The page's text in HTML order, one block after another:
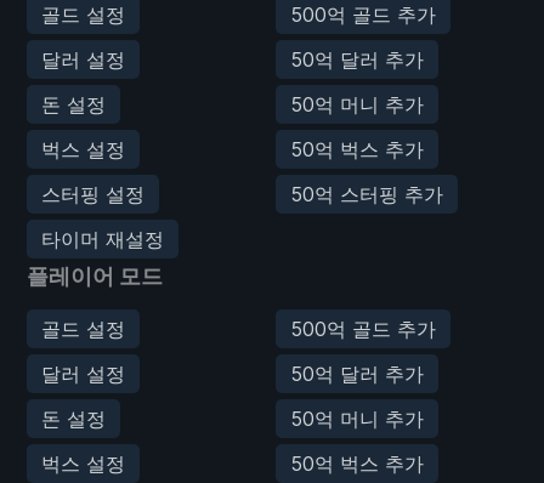
골드 설정
500억 골드 추가
달러 설정
50억 달러 추가
돈 설정
50억 머니 추가
벅스 설정
50억 벅스 추가
스터핑 설정
50억 스터핑 추가
타이머 재설정
플레이어 모드
골드 설정
500억 골드 추가
달러 설정
50억 달러 추가
돈 설정
50억 머니 추가
벅스 설정
50억 벅스 추가